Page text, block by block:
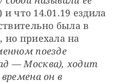
и что 14.01.19 ездила
была в
но приехала на
поезде
— Москва), ходит
он в